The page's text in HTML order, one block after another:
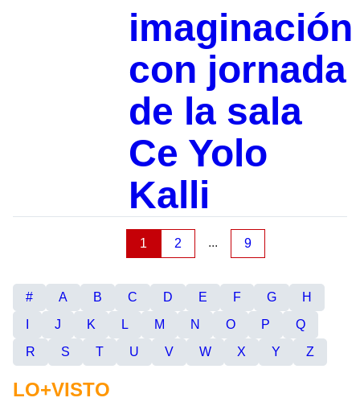
imaginación
con jornada
de la sala
Ce Yolo
Kalli
1 2 ... 9
# A B C D E F G
H
J K L M N O P
Q
R
S T U V W X Y Z
LO+VISTO